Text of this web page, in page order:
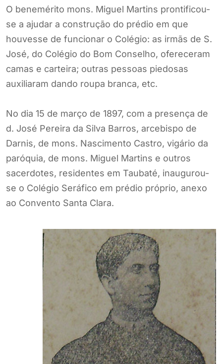
O benemérito mons. Miguel Martins prontificou-
se a ajudar a construção do prédio em que
houvesse de funcionar o Colégio: as irmãs de S.
José, do Colégio do Bom Conselho, ofereceram
camas e carteira; outras pessoas piedosas
auxiliaram dando roupa branca, etc.
No dia 15 de março de 1897, com a presença de
d. José Pereira da Silva Barros, arcebispo de
Darnis, de mons. Nascimento Castro, vigário da
paróquia, de mons. Miguel Martins e outros
sacerdotes, residentes em Taubaté, inaugurou-
se o Colégio Seráfico em prédio próprio, anexo
ao Convento Santa Clara.